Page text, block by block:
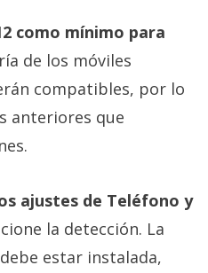
como mínimo para
de los móviles
compatibles, por lo
anteriores que
ajustes de Teléfono y
la detección. La
estar instalada,